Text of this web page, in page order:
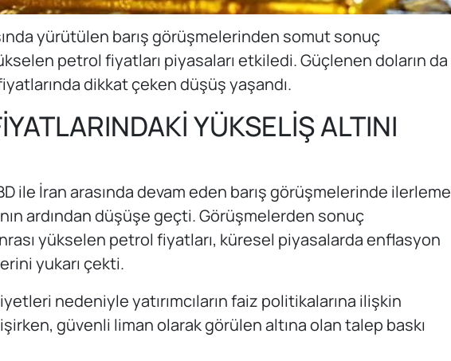
yürütülen barış görüşmelerinden somut sonuç
petrol fiyatları piyasaları etkiledi. Güçlenen doların da
dikkat çeken düşüş yaşandı.
YÜKSELİŞ ALTINI
ile İran arasında devam eden barış görüşmelerinde ilerleme
ardından düşüşe geçti. Görüşmelerden sonuç
yükselen petrol fiyatları, küresel piyasalarda enflasyon
yukarı çekti.
nedeniyle yatırımcıların faiz politikalarına ilişkin
güvenli liman olarak görülen altına olan talep baskı